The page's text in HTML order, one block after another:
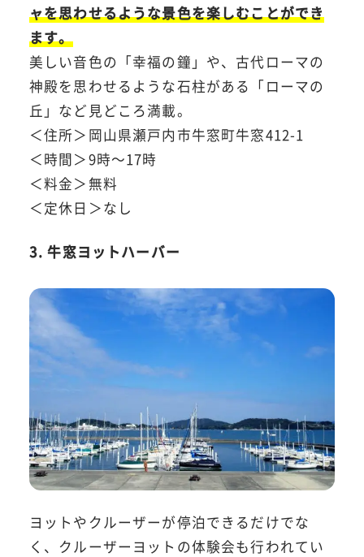
ャを思わせるような景色を楽しむことができ
ます。
美しい音色の「幸福の鐘」や、古代ローマの
神殿を思わせるような石柱がある「ローマの
丘」など見どころ満載。
＜住所＞岡山県瀬戸内市牛窓町牛窓412-1
＜時間＞9時～17時
＜料金＞無料
＜定休日＞なし
3. 牛窓ヨットハーバー
ヨットやクルーザーが停泊できるだけでな
く、クルーザーヨットの体験会も行われてい